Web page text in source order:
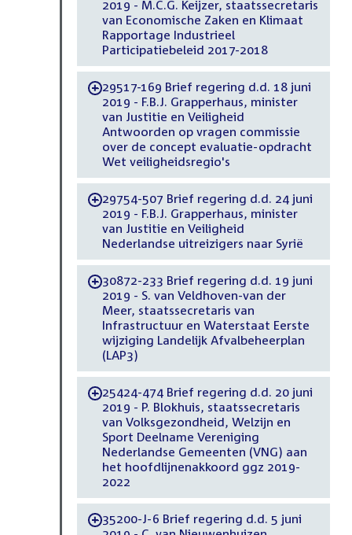
2019 - M.C.G. Keijzer, staatssecretaris
van Economische Zaken en Klimaat
Rapportage Industrieel
Participatiebeleid 2017-2018
-29517-169 Brief regering d.d. 18 juni
2019 - F.B.J. Grapperhaus, minister
van Justitie en Veiligheid
Antwoorden op vragen commissie
over de concept evaluatie-opdracht
Wet veiligheidsregio's
-29754-507 Brief regering d.d. 24 juni
2019 - F.B.J. Grapperhaus, minister
van Justitie en Veiligheid
Nederlandse uitreizigers naar Syrië
-30872-233 Brief regering d.d. 19 juni
2019 - S. van Veldhoven-van der
Meer, staatssecretaris van
Infrastructuur en Waterstaat Eerste
wijziging Landelijk Afvalbeheerplan
(LAP3)
-25424-474 Brief regering d.d. 20 juni
2019 - P. Blokhuis, staatssecretaris
van Volksgezondheid, Welzijn en
Sport Deelname Vereniging
Nederlandse Gemeenten (VNG) aan
het hoofdlijnenakkoord ggz 2019-
2022
-35200-J-6 Brief regering d.d. 5 juni